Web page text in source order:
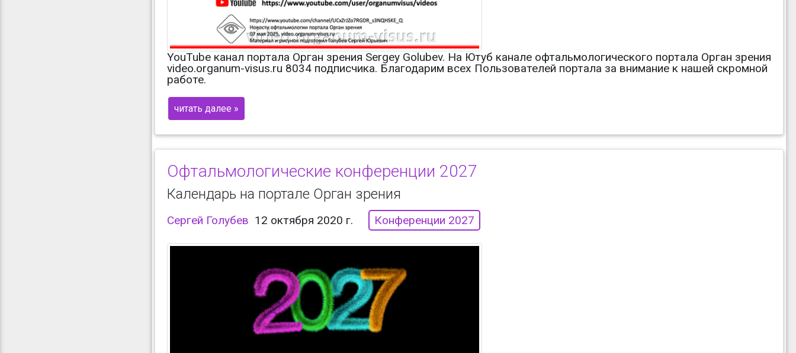
YouTube канал портала Орган зрения Sergey Golubev. На Ютуб канале офтальмологического портала Орган зрения
video.organum-visus.ru 8034 подписчика. Благодарим всех Пользователей портала за внимание к нашей скромной
работе.
читать далее »
Офтальмологические конференции 2027
Календарь на портале Орган зрения
Сергей Голубев 12 октября 2020 г. Конференции 2027